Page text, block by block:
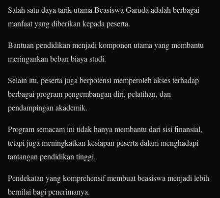
Salah satu daya tarik utama Beasiswa Garuda adalah berbagai
manfaat yang diberikan kepada peserta.
Bantuan pendidikan menjadi komponen utama yang membantu
meringankan beban biaya studi.
Selain itu, peserta juga berpotensi memperoleh akses terhadap
berbagai program pengembangan diri, pelatihan, dan
pendampingan akademik.
Program semacam ini tidak hanya membantu dari sisi finansial,
tetapi juga meningkatkan kesiapan peserta dalam menghadapi
tantangan pendidikan tinggi.
Pendekatan yang komprehensif membuat beasiswa menjadi lebih
bernilai bagi penerimanya.